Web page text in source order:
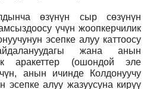
өзүнүн сыр сөзүнүн
үчүн жоопкерчилик
эсепке алуу каттоосу
жана анын
аракеттер (ошондой эле
анын ичинде Колдонуучу
эсепке алуу жазуусуна кирүү